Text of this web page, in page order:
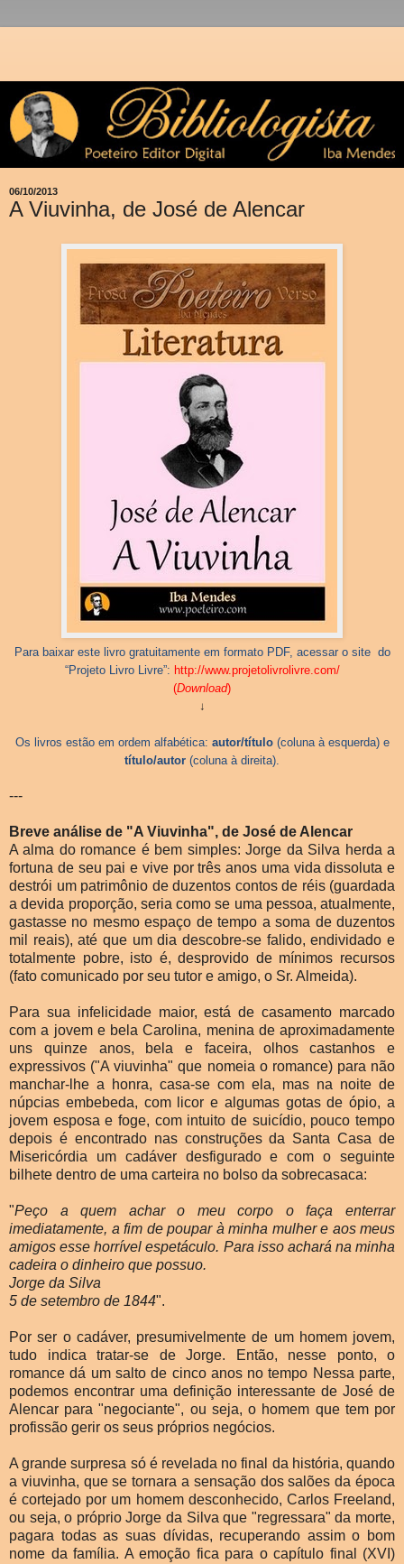
06/10/2013
A Viuvinha, de José de Alencar
Para baixar este livro gratuitamente em formato PDF, acessar o site do
“Projeto Livro Livre”: http://www.projetolivrolivre.com/
(Download)
↓
Os livros estão em ordem alfabética: autor/título(coluna à esquerda) e
título/autor (coluna à direita).
---
Breve análise de "A Viuvinha", de José de Alencar
A alma do romance é bem simples: Jorge da Silva herda a
fortuna de seu pai e vive por três anos uma vida dissoluta e
destrói um patrimônio de duzentos contos de réis (guardada
a devida proporção, seria como se uma pessoa, atualmente,
gastasse no mesmo espaço de tempo a soma de duzentos
mil reais), até que um dia descobre-se falido, endividado e
totalmente pobre, isto é, desprovido de mínimos recursos
(fato comunicado por seu tutor e amigo, o Sr. Almeida).
Para sua infelicidade maior, está de casamento marcado
com a jovem e bela Carolina, menina de aproximadamente
uns quinze anos, bela e faceira, olhos castanhos e
expressivos ("A viuvinha" que nomeia o romance) para não
manchar-lhe a honra, casa-se com ela, mas na noite de
núpcias embebeda, com licor e algumas gotas de ópio, a
jovem esposa e foge, com intuito de suicídio, pouco tempo
depois é encontrado nas construções da Santa Casa de
Misericórdia um cadáver desfigurado e com o seguinte
bilhete dentro de uma carteira no bolso da sobrecasaca:
"Peço a quem achar o meu corpo o faça enterrar
imediatamente, a fim de poupar à minha mulher e aos meus
amigos esse horrível espetáculo. Para isso achará na minha
cadeira o dinheiro que possuo.
Jorge da Silva
5 de setembro de 1844".
Por ser o cadáver, presumivelmente de um homem jovem,
tudo indica tratar-se de Jorge. Então, nesse ponto, o
romance dá um salto de cinco anos no tempo Nessa parte,
podemos encontrar uma definição interessante de José de
Alencar para "negociante", ou seja, o homem que tem por
profissão gerir os seus próprios negócios.
A grande surpresa só é revelada no final da história, quando
a viuvinha, que se tornara a sensação dos salões da época
é cortejado por um homem desconhecido, Carlos Freeland,
ou seja, o próprio Jorge da Silva que "regressara" da morte,
pagara todas as suas dívidas, recuperando assim o bom
nome da família. A emoção fica para o capítulo final (XVI)